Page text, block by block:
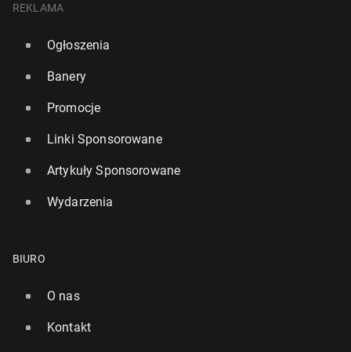
REKLAMA
Ogłoszenia
Banery
Promocje
Linki Sponsorowane
Artykuły Sponsorowane
Wydarzenia
BIURO
O nas
Kontakt